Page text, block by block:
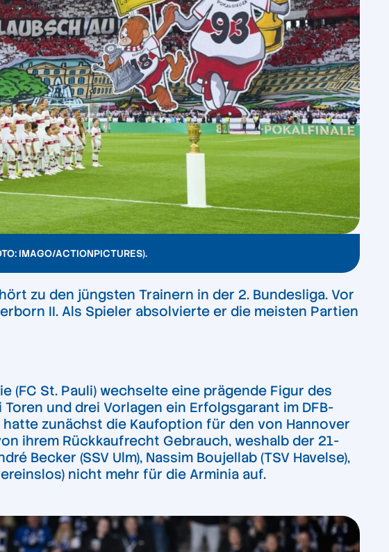
IMAGO/ACTIONPICTURES).
zu den jüngsten Trainern in der 2. Bundesliga. Vor
II. Als Spieler absolvierte er die meisten Partien
(FC St. Pauli) wechselte eine prägende Figur des
und drei Vorlagen ein Erfolgsgarant im DFB-
zunächst die Kaufoption für den von Hannover
ihrem Rückkaufrecht Gebrauch, weshalb der 21-
Becker (SSV Ulm), Nassim Boujellab (TSV Havelse),
nicht mehr für die Arminia auf.